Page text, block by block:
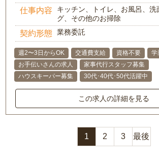
仕事内容
キッチン、トイレ、お風呂、洗
グ、その他のお掃除
契約形態 業務委託
週2〜3日からOK 交通費支給 資格不要
学
お手伝いさんの求人
家事代行スタッフ募集
ハウスキーパー募集
30代･40代･50代活躍中
この求人の詳細を見る
1 2 3 最後